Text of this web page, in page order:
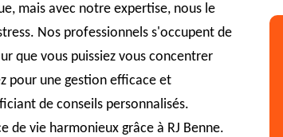
mais avec notre expertise, nous le
Nos professionnels s'occupent de
que vous puissiez vous concentrer
pour une gestion efficace et
de conseils personnalisés.
vie harmonieux grâce à RJ Benne.